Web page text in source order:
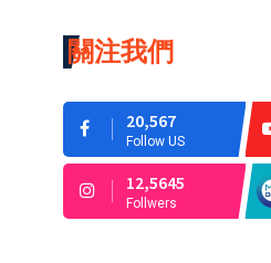
關注我們
20,567
Follow US
12,5645
Follwers